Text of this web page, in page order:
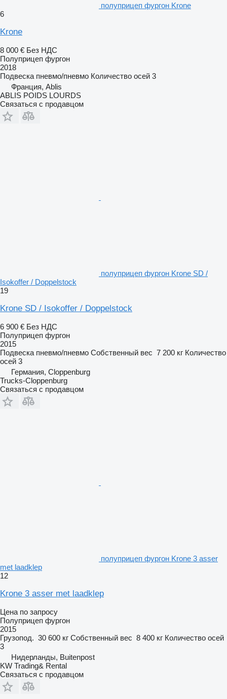
полуприцеп фургон Krone
6
Krone
8 000 € Без НДС
Полуприцеп фургон
2018
Подвеска пневмо/пневмо Количество осей 3
Франция, Ablis
ABLIS POIDS LOURDS
Связаться с продавцом
полуприцеп фургон Krone SD /
Isokoffer / Doppelstock
19
Krone SD / Isokoffer / Doppelstock
6 900 € Без НДС
Полуприцеп фургон
2015
Подвеска пневмо/пневмо Собственный вес 7 200 кг Количество
осей 3
Германия, Cloppenburg
Trucks-Cloppenburg
Связаться с продавцом
полуприцеп фургон Krone 3 asser
met laadklep
12
Krone 3 asser met laadklep
Цена по запросу
Полуприцеп фургон
2015
Грузопод. 30 600 кг Собственный вес 8 400 кг Количество осей
3
Нидерланды, Buitenpost
KW Trading& Rental
Связаться с продавцом